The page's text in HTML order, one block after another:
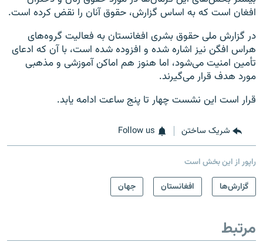
افغان است که به اساس گزارش، حقوق آنان را نقض کرده است.
در گزارش ملی حقوق بشری افغانستان به فعالیت گروه‌های
هراس افگن نیز اشاره شده و افزوده شده است، با آن که ادعای
تأمین امنیت می‌شود، اما هنوز هم اماکن آموزشی و مذهبی
مورد هدف قرار می‌گیرند.
قرار است این نشست چهار تا پنج ساعت ادامه یابد.
شریک ساختن Follow us
راپور از این بخش است
گزارش‌ها
افغانستان جهان
مرتبط